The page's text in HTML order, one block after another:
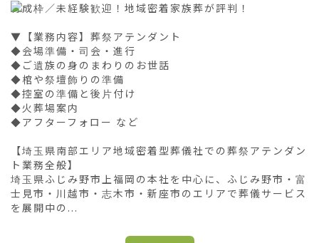
育成枠／未経験歓迎！地域密着家族葬が評判！
▼【業務内容】葬祭アテンダント
◆会場準備・司会・進行
◆ご遺族の身のまわりのお世話
◆棺や祭壇飾りの準備
◆控室の準備と後片付け
◆火葬場案内
◆アフターフォロー など
【埼玉県南部エリア地域密着型葬儀社での葬祭アテンダン
ト業務全般】
埼玉県ふじみ野市上福岡の本社を中心に、ふじみ野市・富
士見市・川越市・志木市・新座市のエリアで葬儀サービス
を展開中の...